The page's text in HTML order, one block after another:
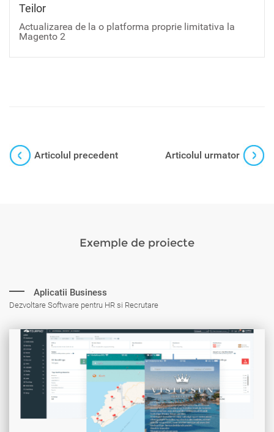
Teilor
Actualizarea de la o platforma proprie limitativa la
Magento 2
Articolul precedent Articolul urmator
Exemple de proiecte
Aplicatii Business
Dezvoltare Software pentru HR si Recrutare